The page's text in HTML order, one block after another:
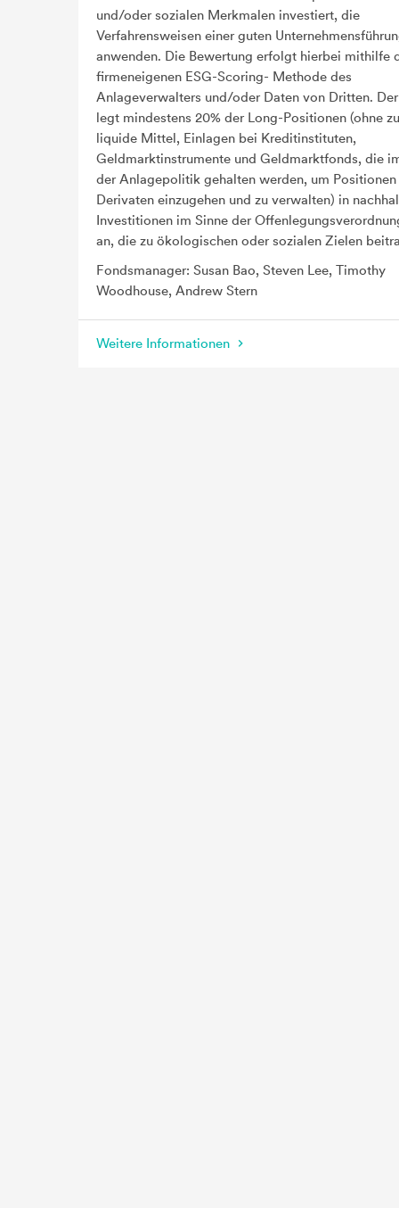
und/oder sozialen Merkmalen investiert, die
Verfahrensweisen einer guten
anwenden. Die Bewertung erfolgt hierbei mithilfe
firmeneigenen ESG-Scoring- Methode des
Anlageverwalters und/oder Daten von Dritten.
legt mindestens 20% der Long-Positionen (ohne
liquide Mittel, Einlagen bei Kreditinstituten,
Geldmarktinstrumente und Geldmarktfonds, die
der Anlagepolitik gehalten werden, um Positionen
Derivaten einzugehen und zu verwalten) in
Investitionen im Sinne der
an, die zu ökologischen oder sozialen Zielen
Fondsmanager: Susan Bao, Steven Lee, Timothy
Woodhouse, Andrew Stern
Weitere Informationen